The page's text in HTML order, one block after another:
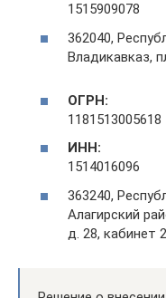
1515909078
362040,
Владикавказ,
ОГРН:
1181513005618
ИНН:
1514016096
363240,
Алагирский
д. 28, кабинет